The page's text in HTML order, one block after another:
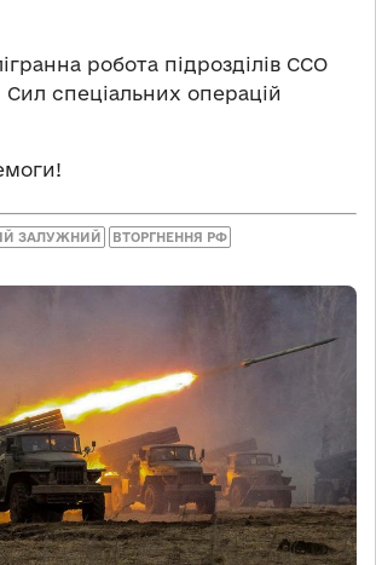
робота підрозділів ССО
спеціальних операцій
ЗАЛУЖНИЙ ВТОРГНЕННЯ РФ